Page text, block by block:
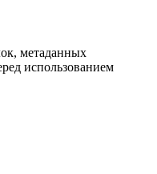
метаданных
использованием